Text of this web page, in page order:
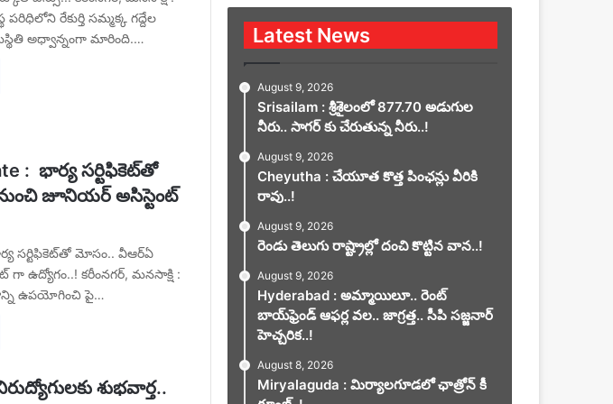
పరిధిలోని రేకుర్తి సమ్మక్క గద్దేల
అధ్వాన్నంగా మారింది.…
: భార్య సర్టిఫికెట్‌తో
జూనియర్ అసిస్టెంట్
సర్టిఫికెట్‌తో మోసం.. వీఆర్ఏ
గా ఉద్యోగం..! కరీంనగర్, మనసాక్షి :
ఉపయోగించి పై…
శుభవార్త..
Latest News
August 9, 2026
Srisailam : శ్రీశైలంలో 877.70 అడుగుల
నీరు.. సాగర్ కు చేరుతున్న నీరు..!
August 9, 2026
Cheyutha : చేయూత కొత్త పింఛన్లు వీరికి
రావు..!
August 9, 2026
రెండు తెలుగు రాష్ట్రాల్లో దంచి కొట్టిన వాన..!
August 9, 2026
Hyderabad : అమ్మాయిలూ.. రెంట్
బాయ్‌ఫ్రెండ్ ఆఫర్ల వల.. జాగ్రత్త.. సీపి సజ్జనార్
హెచ్చరిక..!
August 8, 2026
Miryalaguda : మిర్యాలగూడలో ఛాత్రోన్ కీ